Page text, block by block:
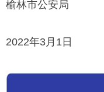
榆林市公安局
2022年3月1日